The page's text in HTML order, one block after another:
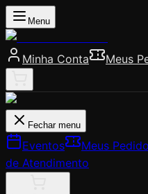
Menu
Minha Conta Meus
Fechar menu
Eventos Meus
de Atendimento